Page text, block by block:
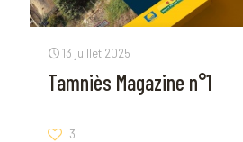
13 juillet 2025
Tamniès Magazine n°1
3